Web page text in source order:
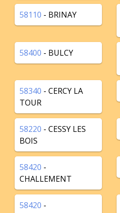
58110 - BRINAY
58400 - BULCY
58340 - CERCY LA
TOUR
58220 - CESSY LES
BOIS
58420 -
CHALLEMENT
58420 -